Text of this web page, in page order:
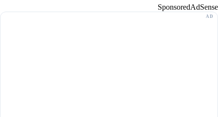
SponsoredAdSense